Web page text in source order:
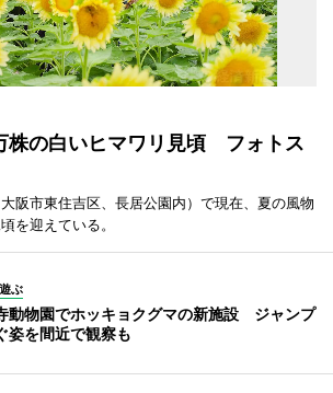
株の白いヒマワリ見頃 フォトス
阪市東住吉区、長居公園内）で現在、夏の風物
を迎えている。
ぶ
動物園でホッキョクグマの新施設 ジャンプ
姿を間近で観察も